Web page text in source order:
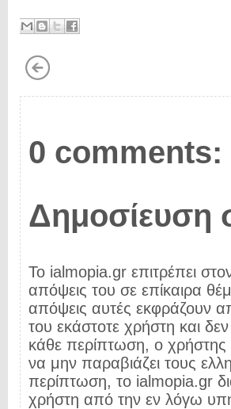
0 comments:
Δημοσίευση
Το ialmopia.gr επιτρέπει
απόψεις του σε επίκαιρα
απόψεις αυτές εκφράζουν
του εκάστοτε χρήστη και
κάθε περίπτωση, ο χρήστης
να μην παραβιάζει τους
περίπτωση, το ialmopia.gr
χρήστη από την εν λόγω